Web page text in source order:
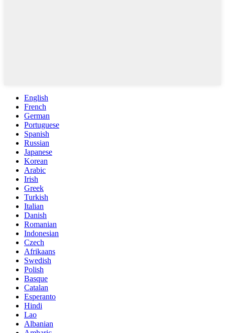
English
French
German
Portuguese
Spanish
Russian
Japanese
Korean
Arabic
Irish
Greek
Turkish
Italian
Danish
Romanian
Indonesian
Czech
Afrikaans
Swedish
Polish
Basque
Catalan
Esperanto
Hindi
Lao
Albanian